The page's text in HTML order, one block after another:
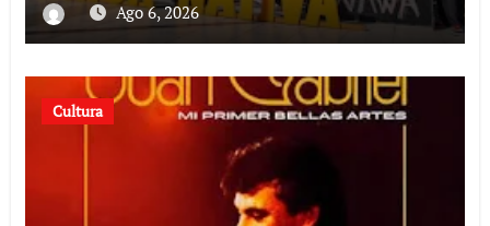
Ago 6, 2026
Cultura